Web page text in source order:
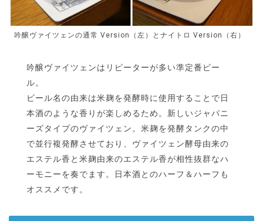
吟醸ヴァイツェンの通常 Version（左）とナイトロ Version（右）
吟醸ヴァイツェンはリピーターが多い準定番ビー
ル。
ビール名の由来は米麹を発酵時に使用することで日
本酒のような香りが楽しめるため。新しいジャパニ
ーズタイプのヴァイツェン。米麹を発酵タンクの中
で並行複発酵させており、ヴァイツェン酵母由来の
エステル香と米麹由来のエステル香が相性抜群なハ
ーモニーを奏でます。日本酒とのハーフ＆ハーフも
オススメです。